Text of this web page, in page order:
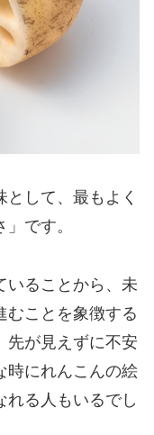
して、最もよく
です。
いることから、未
むことを象徴する
先が見えずに不安
時にれんこんの絵
れる人もいるでし